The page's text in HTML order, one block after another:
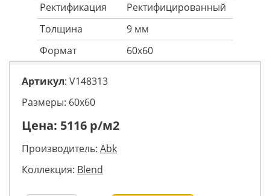
Ректификация
Ректифицированный
Толщина
9 мм
Формат
60x60
Артикул: V148313
Размеры: 60х60
Цена: 5116 р/м2
Производитель: Abk
Коллекция: Blend